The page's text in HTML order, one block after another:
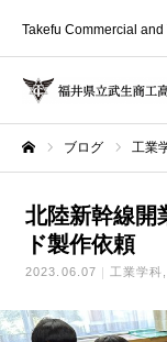
Takefu Commercial
ブログ 工業
北陸新幹線開
ド製作依頼
2023.06.07 工業学科